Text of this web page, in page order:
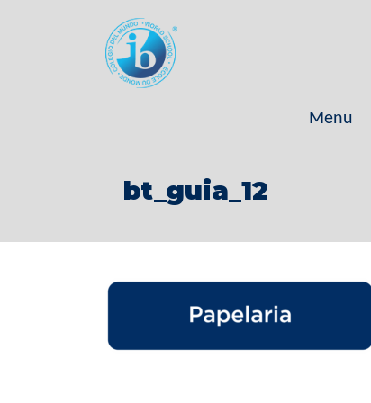
Menu
bt_guia_12